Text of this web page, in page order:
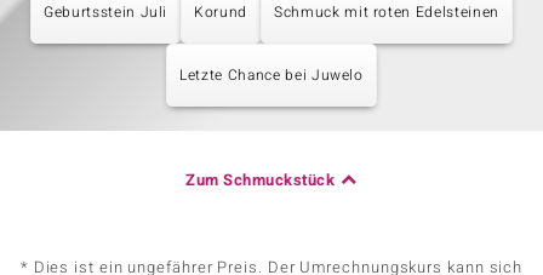
Geburtsstein Juli Korund Schmuck mit roten Edelsteinen
Letzte Chance bei Juwelo
Zum Schmuckstück
* Dies ist ein ungefährer Preis. Der Umrechnungskurs kann sich